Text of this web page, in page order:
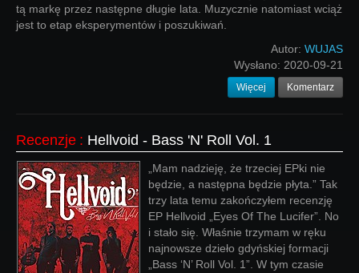
tą markę przez następne długie lata. Muzycznie natomiast wciąż
jest to etap eksperymentów i poszukiwań.
Autor: WUJAS
Wysłano: 2020-09-21
Więcej Komentarz
Recenzje : Hellvoid - Bass 'N' Roll Vol. 1
„Mam nadzieję, że trzeciej EPki nie
będzie, a następna będzie płyta.” Tak
trzy lata temu zakończyłem recenzję
EP Hellvoid „Eyes Of The Lucifer”. No
i stało się. Właśnie trzymam w ręku
najnowsze dzieło gdyńskiej formacji
„Bass ‘N’ Roll Vol. 1”. W tym czasie